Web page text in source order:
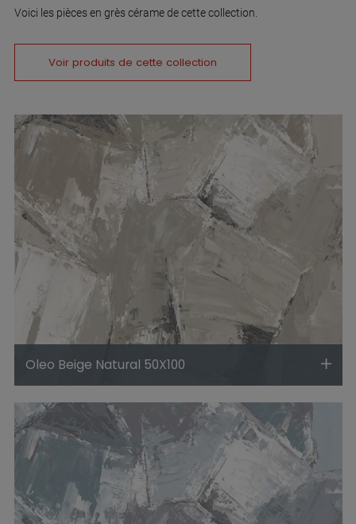
Oleo Beige Natural 50X100
Voici les pièces en grès cérame de cette collection.
Voir produits de cette collection